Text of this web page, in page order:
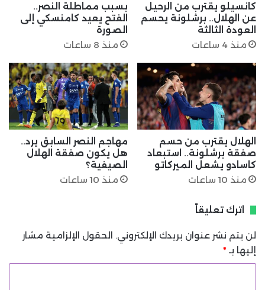
كانسيلو يقترب من الرحيل
عن الهلال.. برشلونة يحسم
العودة الثالثة
منذ 4 ساعات
بسبب مماطلة النصر..
الفتح يعيد كامنسكي إلى
الصورة
منذ 8 ساعات
الهلال يقترب من حسم
صفقة برشلونة.. استبعاد
كاسادو يشعل الميركاتو
منذ 10 ساعات
مهاجم النصر السابق يرد..
هل يكون صفقة الهلال
الصيفية؟
منذ 10 ساعات
اترك تعليقاً
لن يتم نشر عنوان بريدك الإلكتروني. الحقول الإلزامية مشار
إليها بـ *